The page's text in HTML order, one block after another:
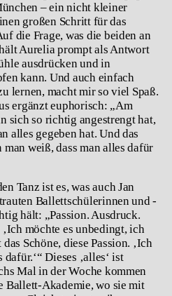
– ein nicht kleiner
großen Schritt für das
die Frage, was die beiden an
Aurelia prompt als Antwort
ausdrücken und in
kann. Und auch einfach
lernen, macht mir so viel Spaß.
ergänzt euphorisch: „Am
sich so richtig angestrengt hat,
alles gegeben hat. Und das
weiß, dass man alles dafür
Tanz ist es, was auch Jan
Ballettschülerinnen und -
hält: „Passion. Ausdruck.
möchte es unbedingt, ich
Schöne, diese Passion. ‚Ich
Dieses ‚alles‘ ist
Mal in der Woche kommen
Ballett-Akademie, wo sie mit